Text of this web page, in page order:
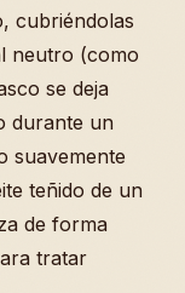
cubriéndolas
neutro (como
se deja
durante un
suavemente
teñido de un
de forma
tratar